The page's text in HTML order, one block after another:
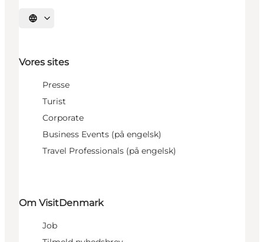
Vælg sprog
Vores sites
Presse
Turist
Corporate
Business Events (på engelsk)
Travel Professionals (på engelsk)
Om VisitDenmark
Job